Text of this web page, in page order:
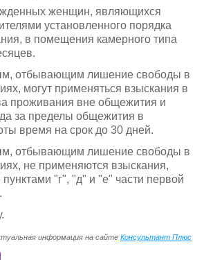
женщин, являющихся
установленного порядка
в помещения камерного типа
отбывающим лишение свободы в
могут применяться взыскания в
проживания вне общежития и
за пределы общежития в
время на срок до 30 дней.
отбывающим лишение свободы в
не применяются взыскания,
"г", "д" и "е" части первой
информация на сайтеКонсультант Плюс